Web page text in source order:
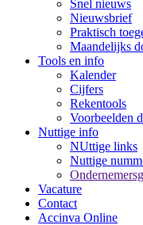
Snel nieuws
Nieuwsbrief
Praktisch
Maandelijks
Tools en info
Kalender
Cijfers
Rekentools
Voorbeelden
Nuttige info
NUttige links
Nuttige
Vacature
Contact
Accinva Online